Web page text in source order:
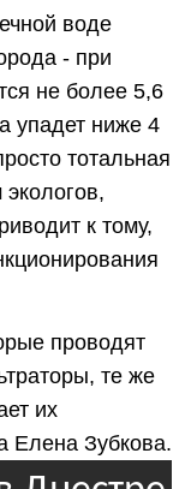
воде
- при
не более 5,6
упадет ниже 4
тотальная
к тому,
проводят
те же
их
Елена Зубкова.